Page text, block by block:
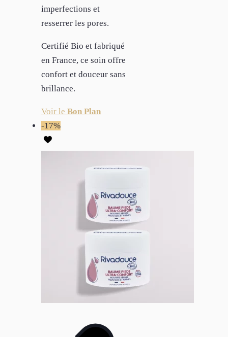
imperfections et
resserrer les pores.
Certifié Bio et fabriqué
en France, ce soin offre
confort et douceur sans
brillance.
Voir le Bon Plan
-17%